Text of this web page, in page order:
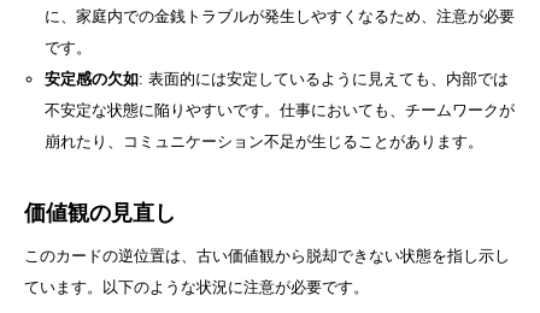
に、家庭内での金銭トラブルが発生しやすくなるため、注意が必要
です。
安定感の欠如: 表面的には安定しているように見えても、内部では
不安定な状態に陥りやすいです。仕事においても、チームワークが
崩れたり、コミュニケーション不足が生じることがあります。
価値観の見直し
このカードの逆位置は、古い価値観から脱却できない状態を指し示し
ています。以下のような状況に注意が必要です。